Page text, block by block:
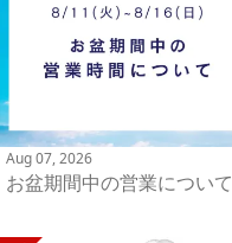
Aug 07, 2026
お盆期間中の営業について